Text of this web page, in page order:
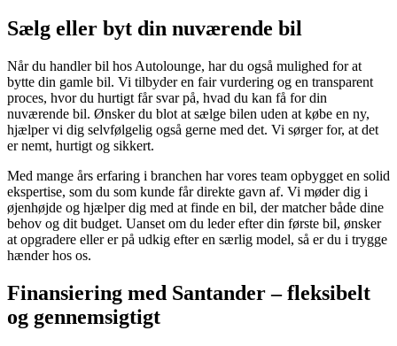
Sælg eller byt din nuværende bil
Når du handler bil hos Autolounge, har du også mulighed for at
bytte din gamle bil. Vi tilbyder en fair vurdering og en transparent
proces, hvor du hurtigt får svar på, hvad du kan få for din
nuværende bil. Ønsker du blot at sælge bilen uden at købe en ny,
hjælper vi dig selvfølgelig også gerne med det. Vi sørger for, at det
er nemt, hurtigt og sikkert.
Med mange års erfaring i branchen har vores team opbygget en solid
ekspertise, som du som kunde får direkte gavn af. Vi møder dig i
øjenhøjde og hjælper dig med at finde en bil, der matcher både dine
behov og dit budget. Uanset om du leder efter din første bil, ønsker
at opgradere eller er på udkig efter en særlig model, så er du i trygge
hænder hos os.
Finansiering med Santander – fleksibelt
og gennemsigtigt